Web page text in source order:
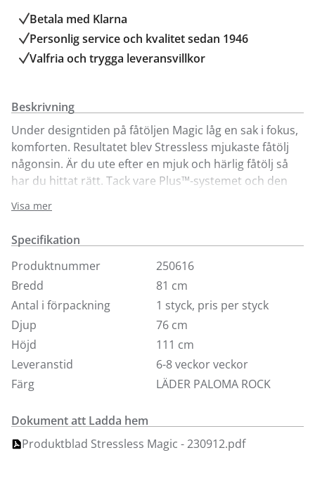
Betala med Klarna
Personlig service och kvalitet sedan 1946
Valfria och trygga leveransvillkor
Beskrivning
Under designtiden på fåtöljen Magic låg en sak i fokus,
komforten. Resultatet blev Stressless mjukaste fåtölj
någonsin. Är du ute efter en mjuk och härlig fåtölj så
har du hittat rätt. Tack vare Plus™-systemet och den
ger dig rätt stöd på alla de rätta ställena. Aktivera sov-
funktionen med ett enkelt handgrepp och koppla av en
stund. Det justerbara nackstödet gör att även du med
lång rygg sitter bekvämt i fåtöljen. Magic Power har
även en motoriserad komfortfunktion. Använd de
diskreta knapparna och justera fot och ryggstöd till
önskad position. Visas här i storlek Medium med läder
i Paloma och Batick med Classic underrede i svartbets.
Visa mer
Specifikation
Produktnummer
250616
Bredd
81 cm
Antal i förpackning
1 styck, pris per styck
Djup
76 cm
Höjd
111 cm
Leveranstid
6-8 veckor veckor
Färg
LÄDER PALOMA ROCK
Dokument att Ladda hem
Produktblad Stressless Magic - 230912.pdf